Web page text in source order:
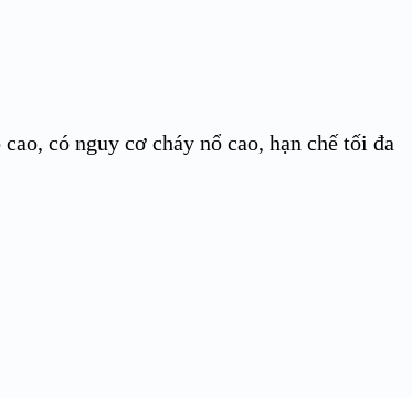
có nguy cơ cháy nổ cao, hạn chế tối đa